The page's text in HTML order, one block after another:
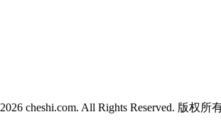
2026 cheshi.com. All Rights Reserved. 版权